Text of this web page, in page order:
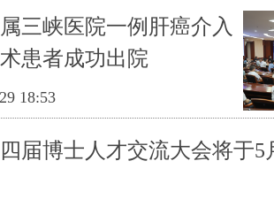
三峡医院一例肝癌介入
患者成功出院
18:53
届博士人才交流大会将于5